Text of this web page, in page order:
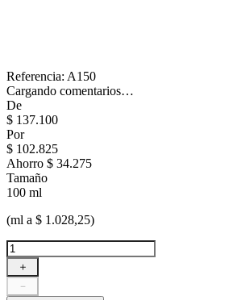
Referencia: A150
Cargando comentarios…
De
$ 137.100
Por
$ 102.825
Ahorro $ 34.275
Tamaño
100 ml
(ml a $ 1.028,25)
＋
－